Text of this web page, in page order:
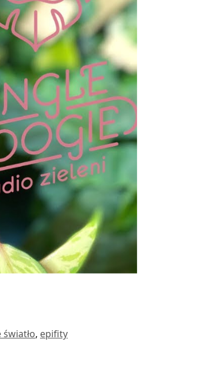
, epifity